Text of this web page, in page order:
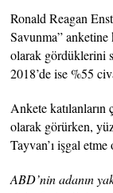
Ronald Reagan
Savunma” anketine
olarak gördüklerini
2018’de ise %55
Ankete
olarak görürken,
Tayvan’ı işgal etme
ABD’nin adanın